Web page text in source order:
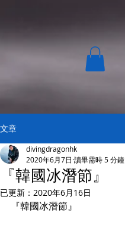
文章
『韓國冰潛節』
divingdragonhk
2020年6月7日 讀畢需時 5 分鐘
已更新： 2020年6月16日
『韓國冰潛節』